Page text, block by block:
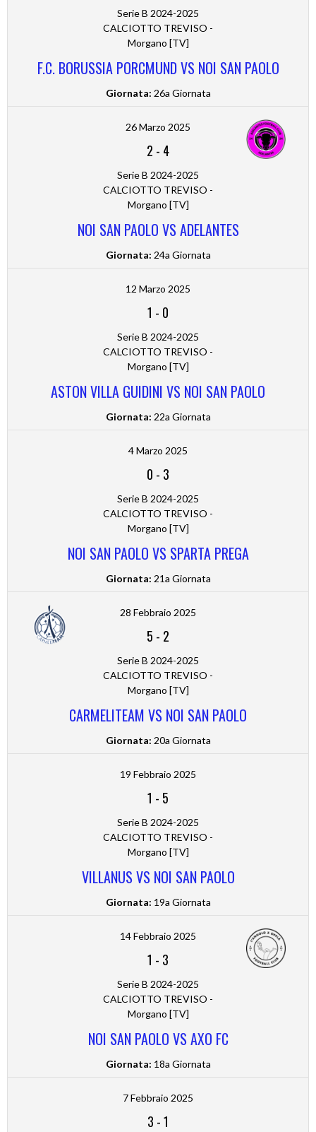
Serie B 2024-2025
CALCIOTTO TREVISO -
Morgano [TV]
F.C. BORUSSIA PORCMUND VS NOI SAN PAOLO
Giornata: 26a Giornata
26 Marzo 2025
2 - 4
Serie B 2024-2025
CALCIOTTO TREVISO -
Morgano [TV]
NOI SAN PAOLO VS ADELANTES
Giornata: 24a Giornata
12 Marzo 2025
1 - 0
Serie B 2024-2025
CALCIOTTO TREVISO -
Morgano [TV]
ASTON VILLA GUIDINI VS NOI SAN PAOLO
Giornata: 22a Giornata
4 Marzo 2025
0 - 3
Serie B 2024-2025
CALCIOTTO TREVISO -
Morgano [TV]
NOI SAN PAOLO VS SPARTA PREGA
Giornata: 21a Giornata
28 Febbraio 2025
5 - 2
Serie B 2024-2025
CALCIOTTO TREVISO -
Morgano [TV]
CARMELITEAM VS NOI SAN PAOLO
Giornata: 20a Giornata
19 Febbraio 2025
1 - 5
Serie B 2024-2025
CALCIOTTO TREVISO -
Morgano [TV]
VILLANUS VS NOI SAN PAOLO
Giornata: 19a Giornata
14 Febbraio 2025
1 - 3
Serie B 2024-2025
CALCIOTTO TREVISO -
Morgano [TV]
NOI SAN PAOLO VS AXO FC
Giornata: 18a Giornata
7 Febbraio 2025
3 -1